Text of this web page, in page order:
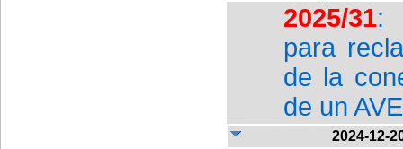
2025/31:
para
de la
de un
2024-12-